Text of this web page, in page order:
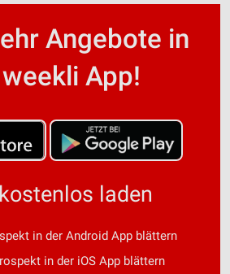
Angebote in
App!
laden
in der Android App blättern
in der iOS App blättern